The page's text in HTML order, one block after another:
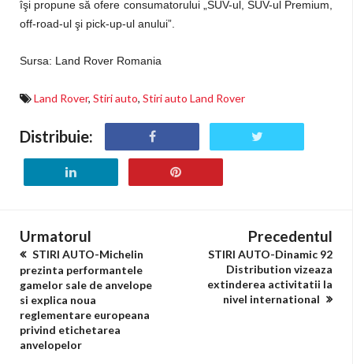
îşi propune să ofere consumatorului „SUV-ul, SUV-ul Premium,
off-road-ul şi pick-up-ul anului”.
Sursa: Land Rover Romania
Land Rover, Stiri auto, Stiri auto Land Rover
Distribuie:
Urmatorul
STIRI AUTO-Michelin
prezinta performantele
gamelor sale de anvelope
si explica noua
reglementare europeana
privind etichetarea
anvelopelor
Precedentul
STIRI AUTO-Dinamic 92
Distribution vizeaza
extinderea activitatii la
nivel international